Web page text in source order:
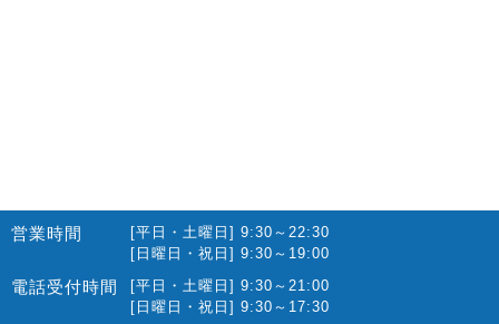
2022.01(10)
2021.12(12)
営業時間
[平日・土曜日] 9:30～22:30
[日曜日・祝日] 9:30～19:00
電話受付時間
[平日・土曜日] 9:30～21:00
[日曜日・祝日] 9:30～17:30